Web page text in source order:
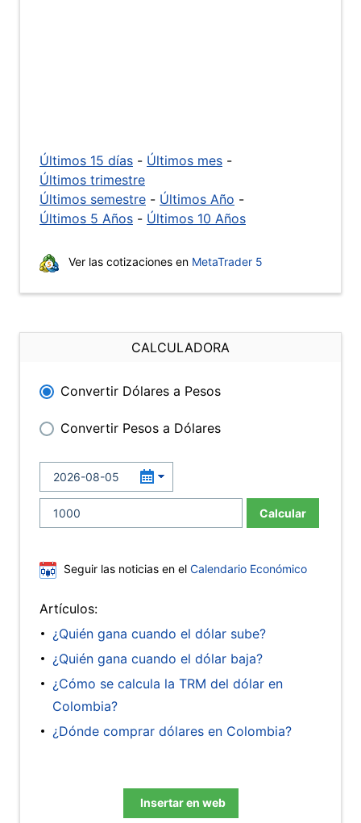
Últimos 15 días - Últimos mes -
Últimos trimestre
Últimos semestre - Últimos Año -
Últimos 5 Años - Últimos 10 Años
Ver las cotizaciones en MetaTrader 5
CALCULADORA
Convertir Dólares a Pesos
Convertir Pesos a Dólares
Calcular
Seguir las noticias en el Calendario Económico
Artículos:
¿Quién gana cuando el dólar sube?
¿Quién gana cuando el dólar baja?
¿Cómo se calcula la TRM del dólar en
Colombia?
¿Dónde comprar dólares en Colombia?
Insertar en web